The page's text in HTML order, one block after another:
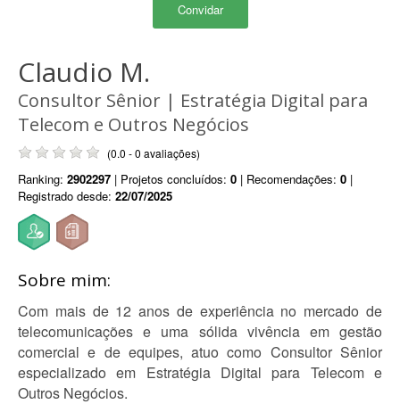
Convidar
Claudio M.
Consultor Sênior | Estratégia Digital para
Telecom e Outros Negócios
(0.0 - 0 avaliações)
Ranking: 2902297 | Projetos concluídos: 0 | Recomendações: 0 |
Registrado desde: 22/07/2025
Sobre mim:
Com mais de 12 anos de experiência no mercado de
telecomunicações e uma sólida vivência em gestão
comercial e de equipes, atuo como Consultor Sênior
especializado em Estratégia Digital para Telecom e
Outros Negócios.